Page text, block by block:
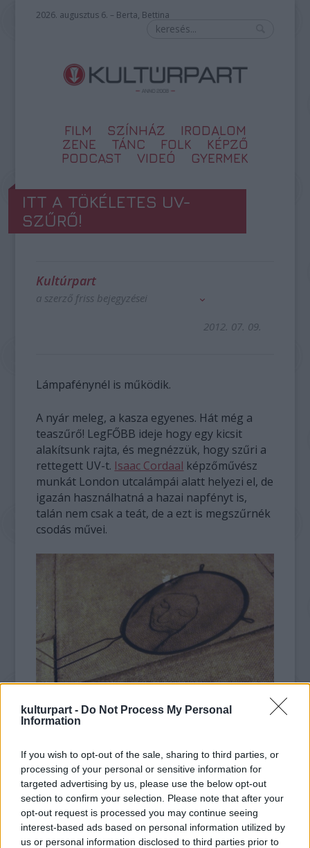
kulturpart - Do Not Process My Personal
Information
If you wish to opt-out of the sale, sharing to third parties, or
processing of your personal or sensitive information for
targeted advertising by us, please use the below opt-out
section to confirm your selection. Please note that after your
opt-out request is processed you may continue seeing
interest-based ads based on personal information utilized by
us or personal information disclosed to third parties prior to
2026. augusztus 6. – Berta, Bettina
FILM SZÍNHÁZ
IRODALOM
ZENE
TÁNC FOLK
KÉPZŐ
PODCAST
VIDEÓ GYERMEK
ITT A TÖKÉLETES UV-
SZŰRŐ!
Kultúrpart
a szerző friss bejegyzései
2012. 07. 09.
Lámpafénynél is működik.
A nyár meleg, a kasza egyenes. Hát még a
teaszűrő! LegFŐBB ideje hogy egy kicsit
alakítsunk rajta, és megnézzük, hogy szűri a
rettegett UV-t. Isaac Cordaal képzőművész
munkát London utcalámpái alatt helyezi el, de
igazán használhatná a hazai napfényt is,
talán nem csak a teát, de a ezt is megszűrnék
csodás művei.